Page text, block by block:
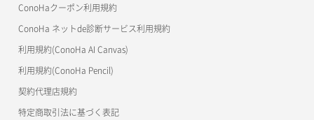
ConoHaクーポン利用規約
ConoHa ネットde診断サービス利用規約
利用規約(ConoHa AI Canvas)
利用規約(ConoHa Pencil)
契約代理店規約
特定商取引法に基づく表記